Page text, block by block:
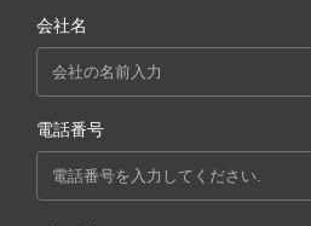
会社名
電話番号